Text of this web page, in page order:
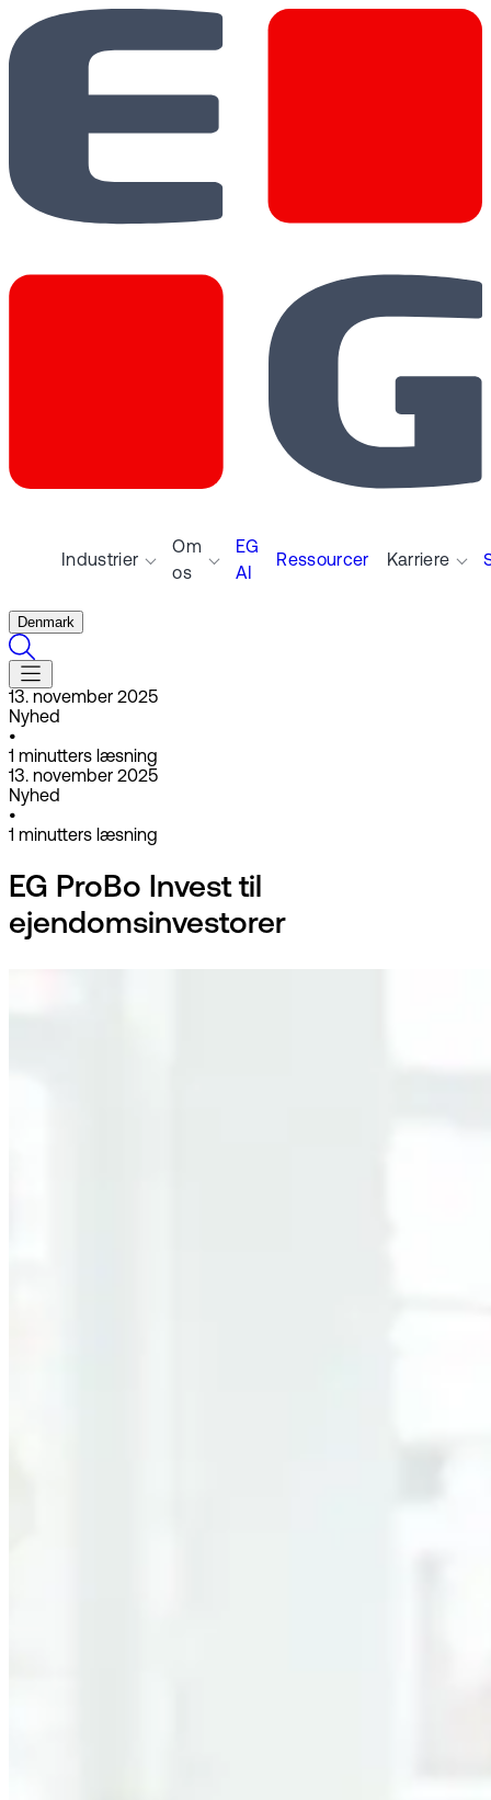
Industrier
Om
os
EG
AI
Ressourcer Karriere
Denmark
13. november 2025
Nyhed
•
1 minutters læsning
13. november 2025
Nyhed
•
1 minutters læsning
EG ProBo Invest til
ejendomsinvestorer